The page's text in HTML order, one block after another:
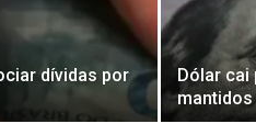
dívidas por
Dólar cai
mantidos